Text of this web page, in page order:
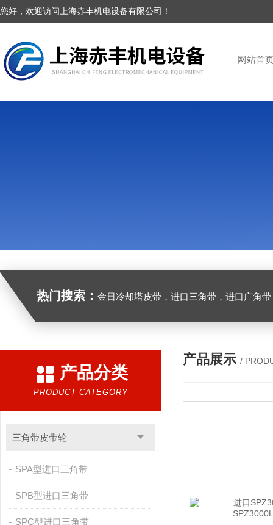
您好，欢迎访问上海赤丰机电设备有限公司！
网站首
热门搜索： 金日冷却塔皮带，进口三角带，进口广角带，进口同步带，进口空压机皮
产品分类
PRODUCT CATEGORY
三角带皮带轮
SPA型进口三角带
SPB型进口三角带
SPC型进口三角带
产品展示 /